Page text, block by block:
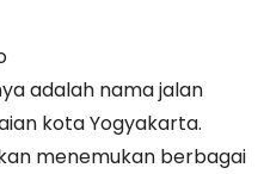
adalah nama jalan
kota Yogyakarta.
menemukan berbagai